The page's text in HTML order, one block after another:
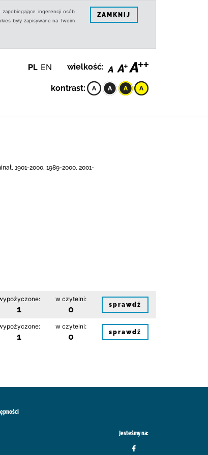
ingerencji osób
były zapisywane na Twoim
ZAMKNIJ
PL EN wielkość:
kontrast:
1901-2000, 1989-2000, 2001-
1
w czytelni:
0 sprawdź
1
w czytelni:
0 sprawdź
Jesteśmy na: